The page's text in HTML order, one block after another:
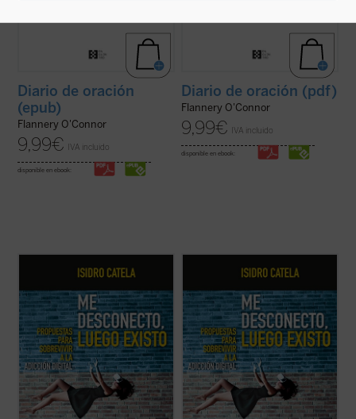
Diario de oración
(epub)
Flannery O'Connor
9,99€ IVA incluido
disponible en ebook:
Diario de oración (pdf)
Flannery O'Connor
9,99€ IVA incluido
disponible en ebook:
La escena en la que un grupo de jóvenes (o
no tan jóvenes) ha quedado a tomar unas
cerviz agachada, permanecen
whatsappeando
cada uno por su lado, se
nos ha hecho por desgracia habitual. No es
...(ver ficha)
La escena en la que un grupo de jóvenes (o
no tan jóvenes) ha quedado a tomar unas
cerviz agachada, permanecen
whatsappeando
cada uno por su lado, se
nos ha hecho por desgracia habitual. No es
...(ver ficha)